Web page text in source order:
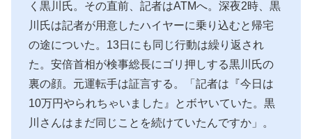
く黒川氏。その直前、記者はATMへ。深夜2時、黒
川氏は記者が用意したハイヤーに乗り込むと帰宅
の途についた。13日にも同じ行動は繰り返され
た。安倍首相が検事総長にゴリ押しする黒川氏の
裏の顔。元運転手は証言する。「記者は『今日は
10万円やられちゃいました』とボヤいていた。黒
川さんはまだ同じことを続けていたんですか」。